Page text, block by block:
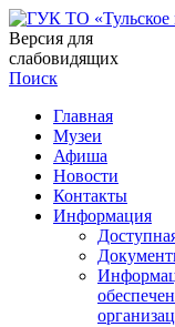
Версия для
слабовидящих
Поиск
Главная
Музеи
Афиша
Новости
Контакты
Информация